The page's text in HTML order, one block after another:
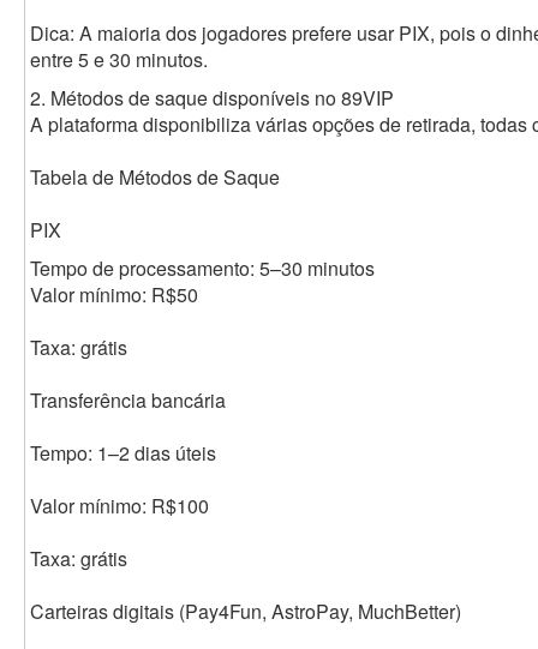
Dica: A maioria dos jogadores prefere usar PIX, pois o
entre 5 e 30 minutos.
2. Métodos de saque disponíveis no 89VIP
A plataforma disponibiliza várias opções de retirada,
Tabela de Métodos de Saque
PIX
Tempo de processamento: 5–30 minutos
Valor mínimo: R$50
Taxa: grátis
Transferência bancária
Tempo: 1–2 dias úteis
Valor mínimo: R$100
Taxa: grátis
Carteiras digitais (Pay4Fun, AstroPay, MuchBetter)